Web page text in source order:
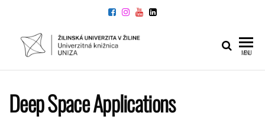
UNIVERZITNÁ
KNIŽNICA
MENU
Deep Space Applications